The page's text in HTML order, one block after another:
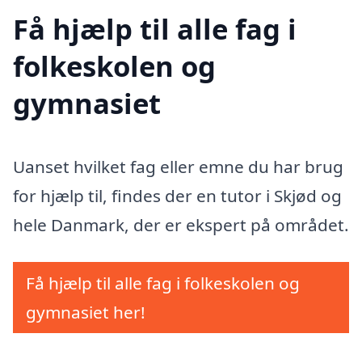
Få hjælp til alle fag i
folkeskolen og
gymnasiet
Uanset hvilket fag eller emne du har brug
for hjælp til, findes der en tutor i Skjød og
hele Danmark, der er ekspert på området.
Få hjælp til alle fag i folkeskolen og
gymnasiet her!